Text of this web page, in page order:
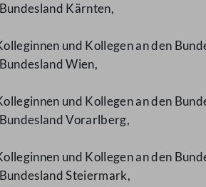
Kärnten,
und Kollegen an den
Wien,
und Kollegen an den
Vorarlberg,
und Kollegen an den
Steiermark,